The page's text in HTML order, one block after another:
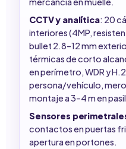
CCTV y analítica: 20
interiores (4MP,
bullet 2.8–12 mm
térmicas de corto
en perímetro, WDR y
persona/vehículo,
montaje a 3–4 m en
Sensores
contactos en puertas
apertura en portones.